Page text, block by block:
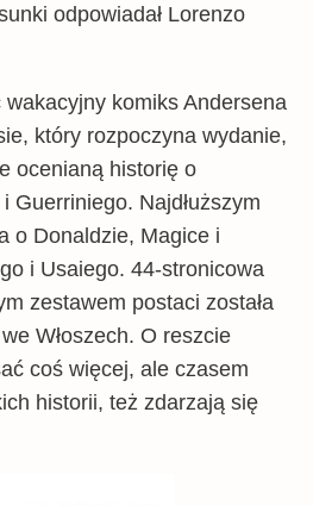
odpowiadał Lorenzo
komiks Andersena
który rozpoczyna wydanie,
ocenianą historię o
Guerriniego. Najdłuższym
o Donaldzie, Magice i
i Usaiego. 44-stronicowa
zestawem postaci została
Włoszech. O reszcie
coś więcej, ale czasem
historii, też zdarzają się